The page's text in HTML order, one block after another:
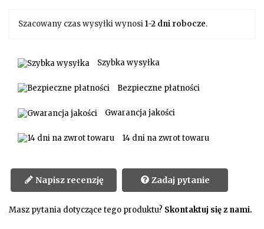
Szacowany czas wysyłki wynosi1-2 dni robocze.
Szybka wysyłka
Bezpieczne płatności
Gwarancja jakości
14 dni na zwrot towaru
Napisz recenzję Zadaj pytanie
Masz pytania dotyczące tego produktu? Skontaktuj się z nami.